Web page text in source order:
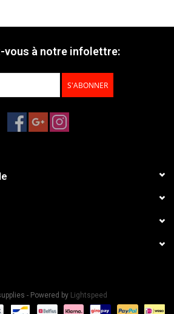
vous à notre infolettre:
S'ABONNER
- Powered by Lightspeed